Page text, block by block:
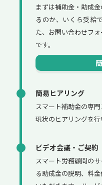
まずは補助金・助成
るのか、いくら受給
た、お問い合わせフ
です。
簡易ヒアリング
スマート補助金の専
現状のヒアリングを行
ビデオ会議・ご契約
スマート労務顧問の
る助成金の説明、料